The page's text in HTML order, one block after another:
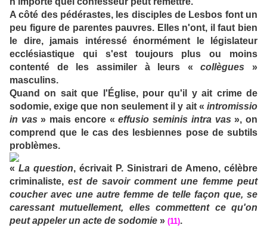
A côté des pédérastes, les disciples de Lesbos font un
peu figure de parentes pauvres. Elles n'ont, il faut bien
le dire, jamais intéressé énormément le législateur
ecclésiastique qui s'est toujours plus ou moins
contenté de les assimiler à leurs «collègues »
masculins.
Quand on sait que l'Église, pour qu'il y ait crime de
sodomie, exige que non seulement il y ait « intromissio
in vas » mais encore «effusio seminis intra vas », on
comprend que le cas des lesbiennes pose de subtils
problèmes.
« La question, écrivait P. Sinistrari de Ameno, célèbre
criminaliste,est de savoir comment une femme peut
coucher avec une autre femme de telle façon que, se
caressant mutuellement, elles commettent ce qu'on
peut appeler un acte de sodomie » (11).